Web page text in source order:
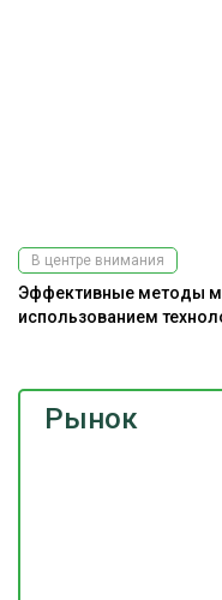
Рынок
В центре внимания
Эффективные методы
использованием